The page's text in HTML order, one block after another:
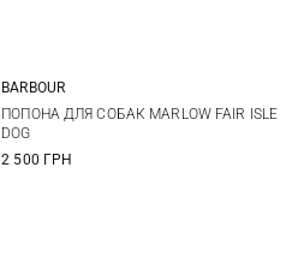
S M L
BARBOUR
ПОПОНА ДЛЯ СОБАК MARLOW FAIR ISLE
DOG
2 500 ГРН